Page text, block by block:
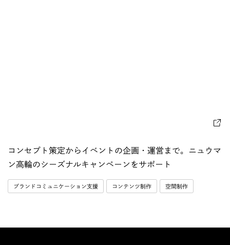
コンセプト策定からイベントの企画・運営まで。ニュウマ
ン高輪のシーズナルキャンペーンをサポート
ブランドコミュニケーション支援 コンテンツ制作 空間制作